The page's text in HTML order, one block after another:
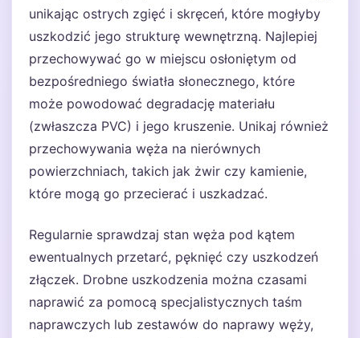
unikając ostrych zgięć i skręceń, które mogłyby
uszkodzić jego strukturę wewnętrzną. Najlepiej
przechowywać go w miejscu osłoniętym od
bezpośredniego światła słonecznego, które
może powodować degradację materiału
(zwłaszcza PVC) i jego kruszenie. Unikaj również
przechowywania węża na nierównych
powierzchniach, takich jak żwir czy kamienie,
które mogą go przecierać i uszkadzać.
Regularnie sprawdzaj stan węża pod kątem
ewentualnych przetarć, pęknięć czy uszkodzeń
złączek. Drobne uszkodzenia można czasami
naprawić za pomocą specjalistycznych taśm
naprawczych lub zestawów do naprawy węży,